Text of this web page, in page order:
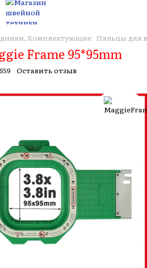
Комплектующие Пяльцы для
Frame 95*95mm
Оставить отзыв